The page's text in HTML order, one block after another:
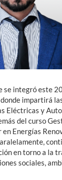
se integró este
, donde impartirá
Eléctricas y
del curso
Energías
en torno a la
sociales,